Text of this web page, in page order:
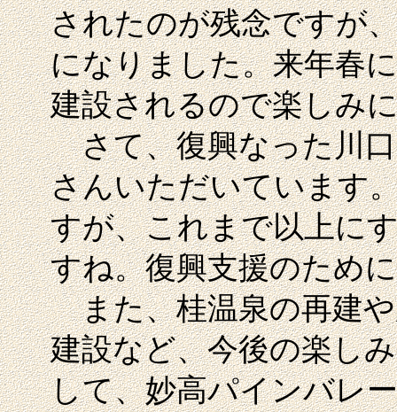
されたのが残念ですが
になりました。来年春
建設されるので楽しみ
さて、復興なった川口
さんいただいています
すが、これまで以上に
すね。復興支援のため
また、桂温泉の再建や
建設など、今後の楽し
して、妙高パインバレ